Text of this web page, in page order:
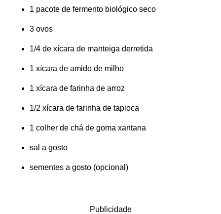
1 pacote de fermento biológico seco
3 ovos
1/4 de xícara de manteiga derretida
1 xícara de amido de milho
1 xícara de farinha de arroz
1/2 xícara de farinha de tapioca
1 colher de chá de goma xantana
sal a gosto
sementes a gosto (opcional)
Publicidade